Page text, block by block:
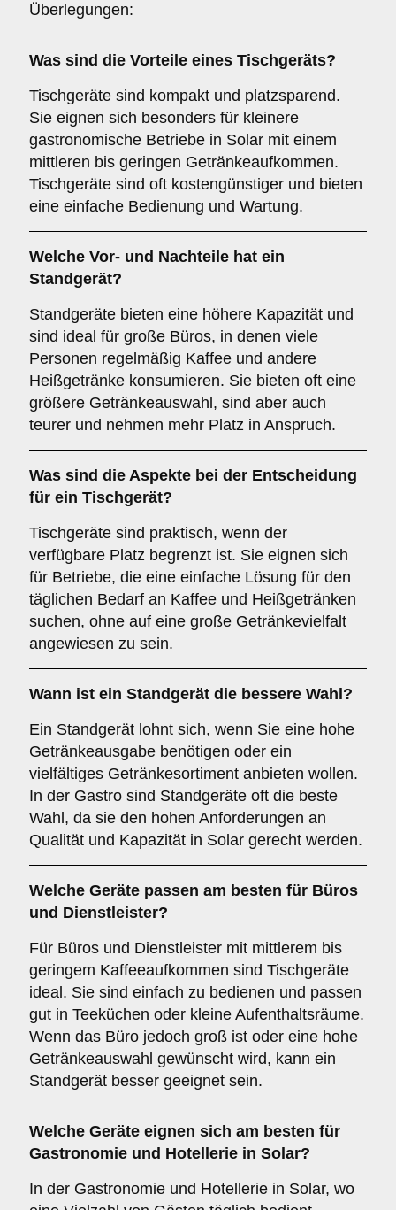
Überlegungen:
Was sind die Vorteile eines Tischgeräts?
Tischgeräte sind kompakt und platzsparend.
Sie eignen sich besonders für kleinere
gastronomische Betriebe in Solar mit einem
mittleren bis geringen Getränkeaufkommen.
Tischgeräte sind oft kostengünstiger und bieten
eine einfache Bedienung und Wartung.
Welche Vor- und Nachteile hat ein
Standgerät?
Standgeräte bieten eine höhere Kapazität und
sind ideal für große Büros, in denen viele
Personen regelmäßig Kaffee und andere
Heißgetränke konsumieren. Sie bieten oft eine
größere Getränkeauswahl, sind aber auch
teurer und nehmen mehr Platz in Anspruch.
Was sind die Aspekte bei der Entscheidung
für ein Tischgerät?
Tischgeräte sind praktisch, wenn der
verfügbare Platz begrenzt ist. Sie eignen sich
für Betriebe, die eine einfache Lösung für den
täglichen Bedarf an Kaffee und Heißgetränken
suchen, ohne auf eine große Getränkevielfalt
angewiesen zu sein.
Wann ist ein Standgerät die bessere Wahl?
Ein Standgerät lohnt sich, wenn Sie eine hohe
Getränkeausgabe benötigen oder ein
vielfältiges Getränkesortiment anbieten wollen.
In der Gastro sind Standgeräte oft die beste
Wahl, da sie den hohen Anforderungen an
Qualität und Kapazität in Solar gerecht werden.
Welche Geräte passen am besten für Büros
und Dienstleister?
Für Büros und Dienstleister mit mittlerem bis
geringem Kaffeeaufkommen sind Tischgeräte
ideal. Sie sind einfach zu bedienen und passen
gut in Teeküchen oder kleine Aufenthaltsräume.
Wenn das Büro jedoch groß ist oder eine hohe
Getränkeauswahl gewünscht wird, kann ein
Standgerät besser geeignet sein.
Welche Geräte eignen sich am besten für
Gastronomie und Hotellerie in Solar?
In der Gastronomie und Hotellerie in Solar, wo